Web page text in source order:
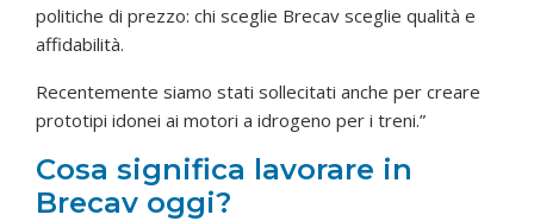
politiche di prezzo: chi sceglie Brecav sceglie qualità e
affidabilità.
Recentemente siamo stati sollecitati anche per creare
prototipi idonei ai motori a idrogeno per i treni.”
Cosa significa lavorare in
Brecav oggi?